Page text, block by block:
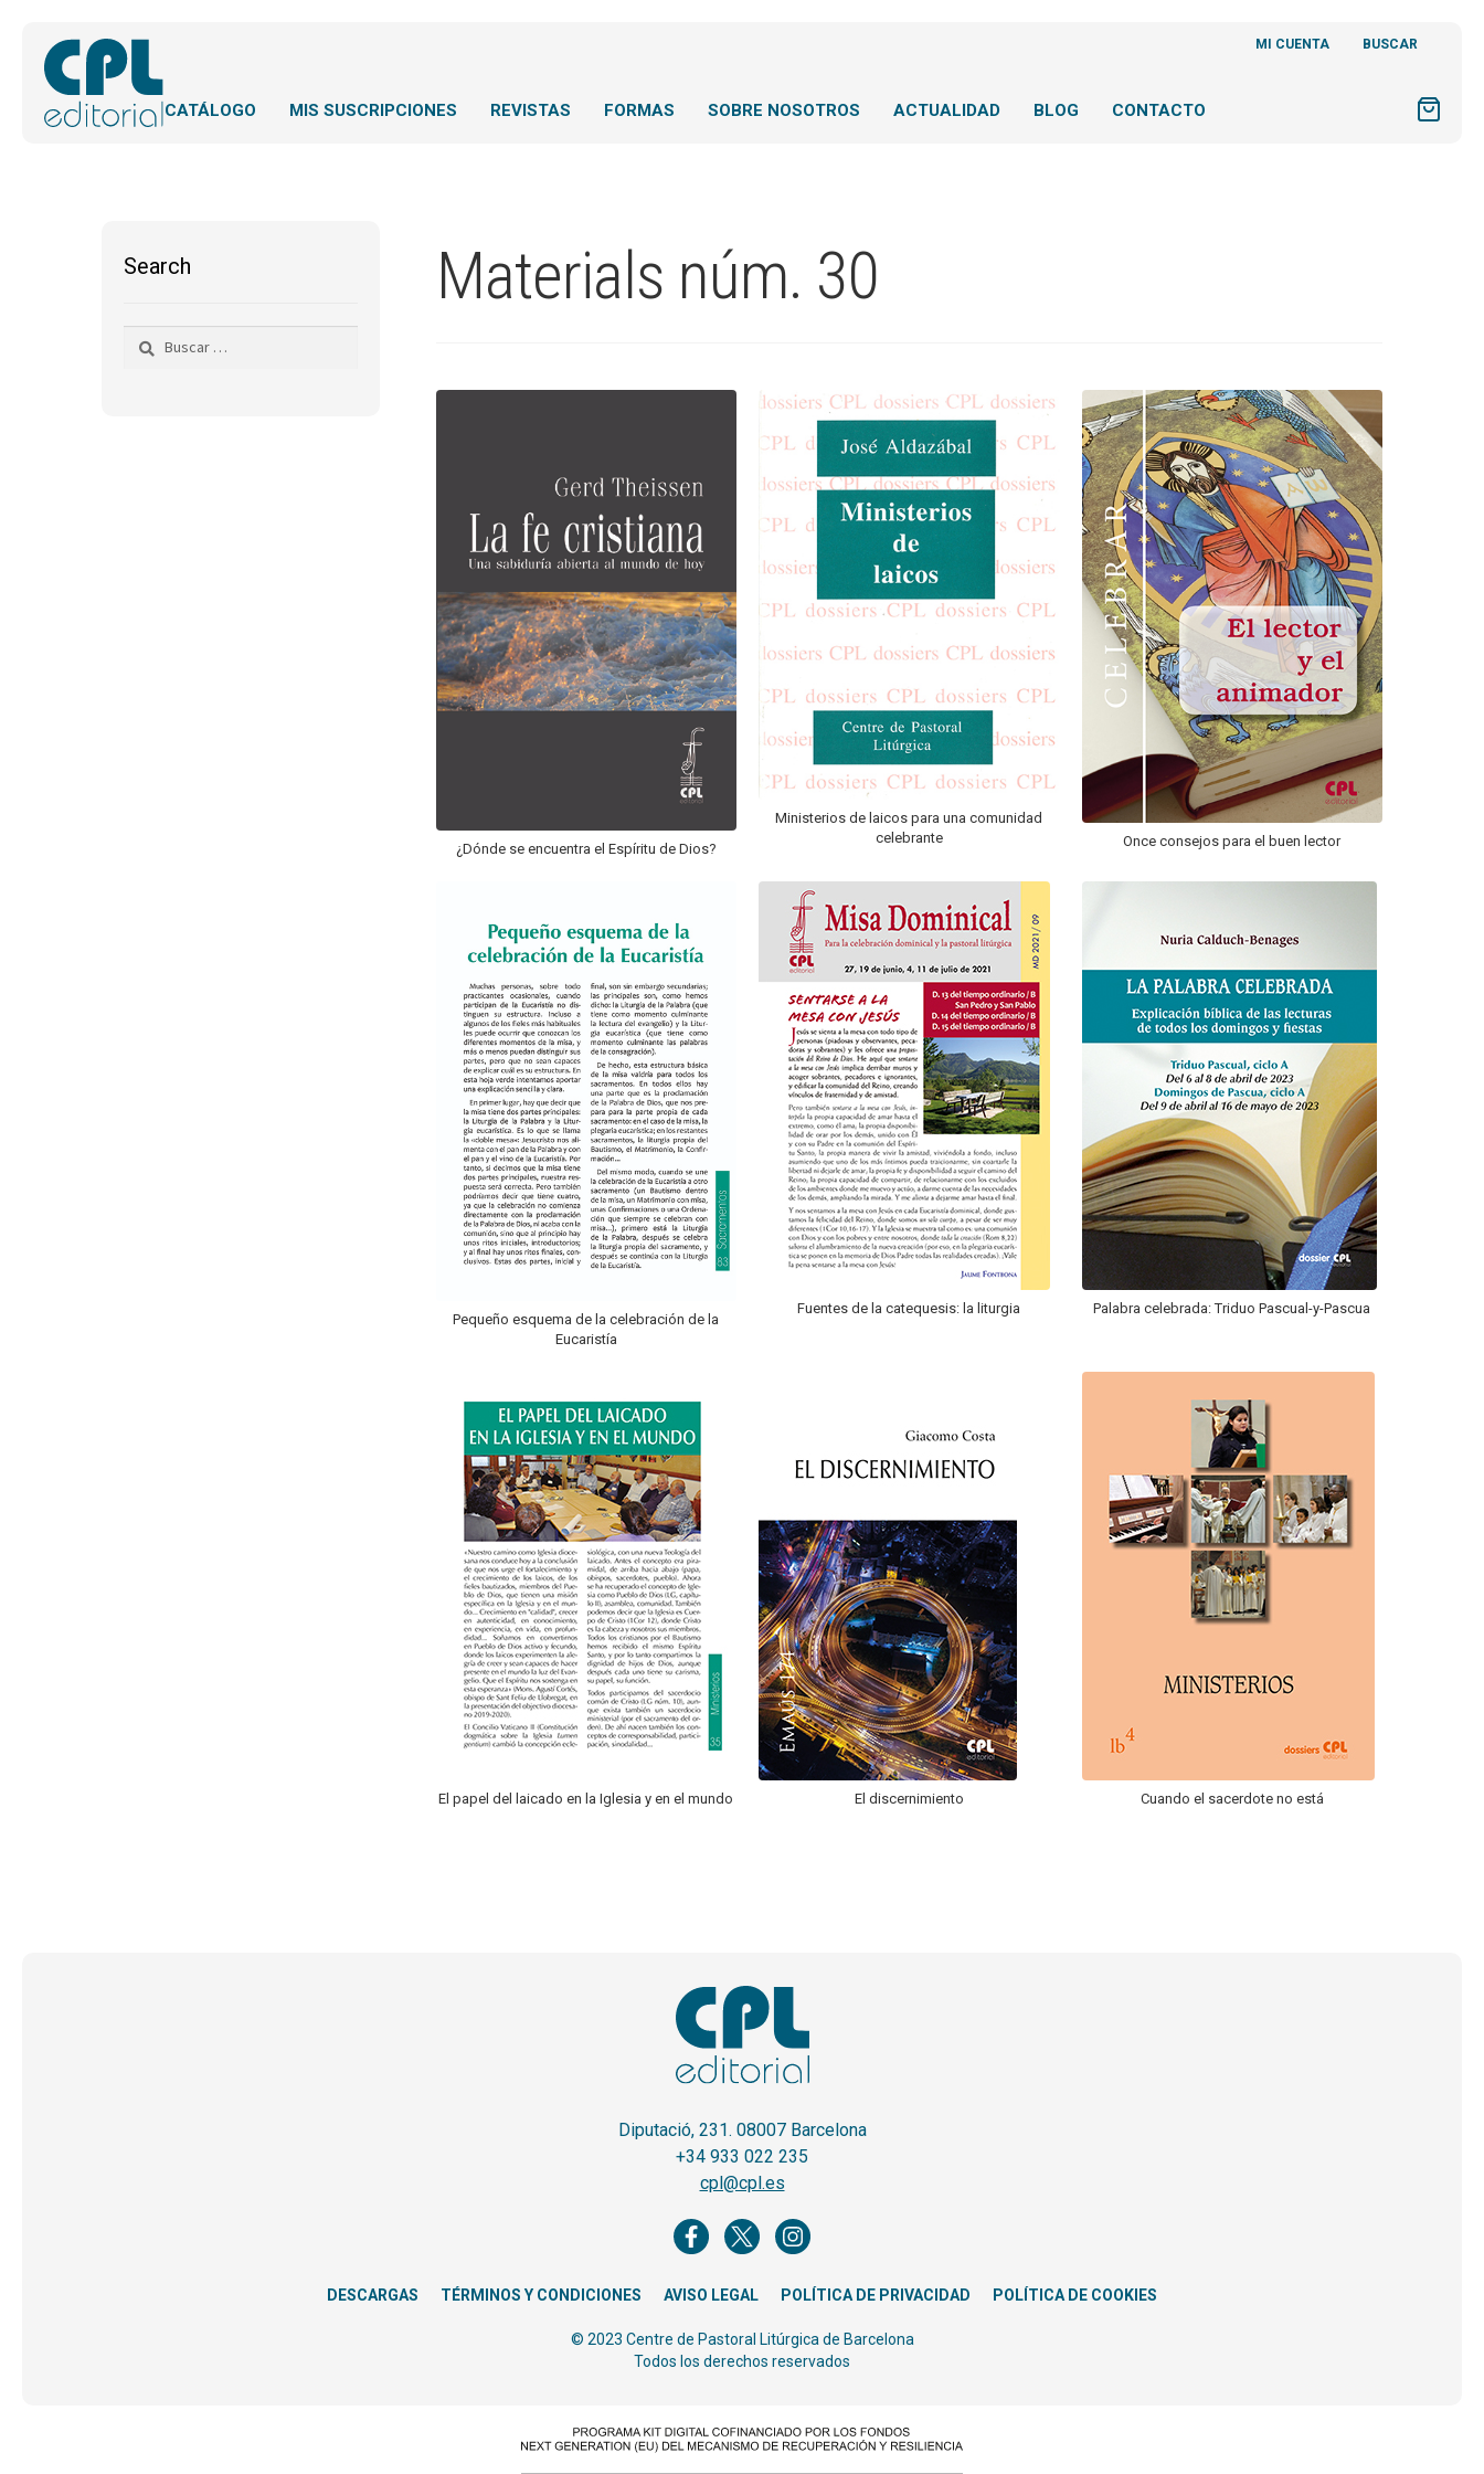
MI CUENTA BUSCAR
CATÁLOGO MIS SUSCRIPCIONES REVISTAS FORMAS SOBRE NOSOTROS ACTUALIDAD BLOG CONTACTO
Materials núm. 30
¿Dónde se encuentra el Espíritu de Dios?
Ministerios de laicos para una comunidad
celebrante
Once consejos para el buen lector
Pequeño esquema de la celebración de la
Eucaristía
Fuentes de la catequesis: la liturgia Palabra celebrada: Triduo Pascual-y-Pascua
El papel del laicado en la Iglesia y en el mundo El discernimiento Cuando el sacerdote no está
Search
Buscar:
Diputació, 231. 08007 Barcelona
+34 933 022 235
cpl@cpl.es
DESCARGAS TÉRMINOS Y CONDICIONES AVISO LEGAL POLÍTICA DE PRIVACIDAD POLÍTICA DE COOKIES
© 2023 Centre de Pastoral Litúrgica de Barcelona
Todos los derechos reservados